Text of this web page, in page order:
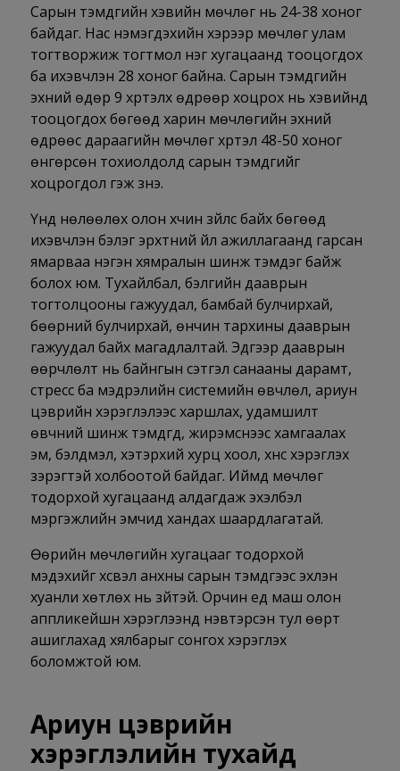
Сарын тэмдгийн хэвийн мөчлөг нь 24-38 хоног
байдаг. Нас нэмэгдэхийн хэрээр мөчлөг улам
тогтворжиж тогтмол нэг хугацаанд тооцогдох
ба ихэвчлэн 28 хоног байна. Сарын тэмдгийн
эхний өдөр 9 хүртэлх өдрөөр хоцрох нь хэвийнд
тооцогдох бөгөөд харин мөчлөгийн эхний
өдрөөс дараагийн мөчлөг хүртэл 48-50 хоног
өнгөрсөн тохиолдолд сарын тэмдгийг
хоцрогдол гэж үзнэ.
Үүнд нөлөөлөх олон хүчин зүйлс байх бөгөөд
ихэвчлэн бэлэг эрхтний үйл ажиллагаанд гарсан
ямарваа нэгэн хямралын шинж тэмдэг байж
болох юм. Тухайлбал, бэлгийн дааврын
тогтолцооны гажуудал, бамбай булчирхай,
бөөрний булчирхай, өнчин тархины дааврын
гажуудал байх магадлалтай. Эдгээр дааврын
өөрчлөлт нь байнгын сэтгэл санааны дарамт,
стресс ба мэдрэлийн системийн өвчлөл, ариун
цэврийн хэрэглэлээс харшлах, удамшилт
өвчний шинж тэмдгүүд, жирэмснээс хамгаалах
эм, бэлдмэл, хэтэрхий хурц хоол, хүнс хэрэглэх
зэрэгтэй холбоотой байдаг. Иймд мөчлөг
тодорхой хугацаанд алдагдаж эхэлбэл
мэргэжлийн эмчид хандах шаардлагатай.
Өөрийн мөчлөгийн хугацааг тодорхой
мэдэхийг хүсвэл анхны сарын тэмдгээс эхлэн
хуанли хөтлөх нь зүйтэй. Орчин үед маш олон
аппликейшн хэрэглээнд нэвтэрсэн тул өөрт
ашиглахад хялбарыг сонгох хэрэглэх
боломжтой юм.
Ариун цэврийн
хэрэглэлийн тухайд